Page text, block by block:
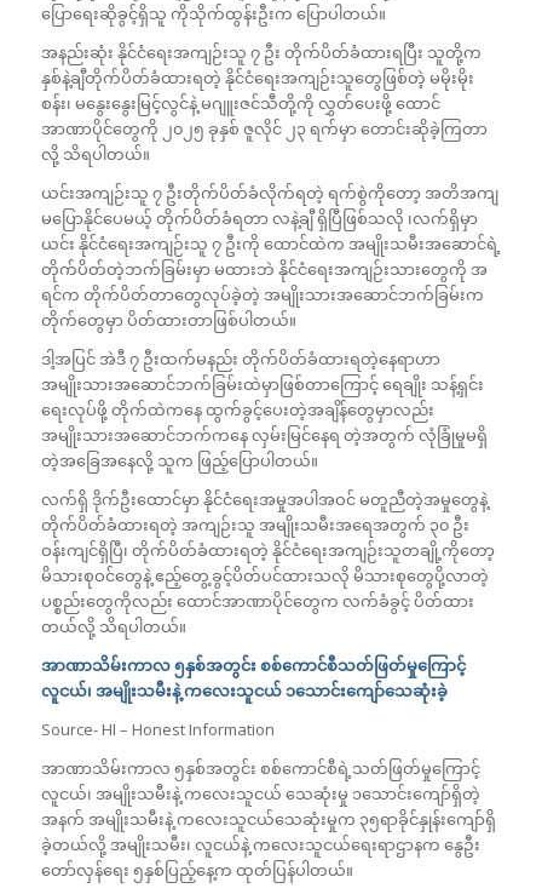
ပြောရေးဆိုခွင့်ရှိသူ ကိုသိုက်ထွန်းဦးက ပြောပါတယ်။
အနည်းဆုံး နိုင်ငံရေးအကျဉ်းသူ ၇ ဦး တိုက်ပိတ်ခံထားရပြီး သူတို့က
နှစ်နဲ့ချီတိုက်ပိတ်ခံထားရတဲ့ နိုင်ငံရေးအကျဉ်းသူတွေဖြစ်တဲ့ မမိုးမိုး
စန်း၊ မနွေးနွေးမြင့်လွင်နဲ့ မဂျူးဇင်သီတို့ကို လွှတ်ပေးဖို့ ထောင်
အာဏာပိုင်တွေကို ၂၀၂၅ ခုနှစ် ဇူလိုင် ၂၃ ရက်မှာ တောင်းဆိုခဲ့ကြတာ
လို့ သိရပါတယ်။
ယင်းအကျဉ်းသူ ၇ ဦးတိုက်ပိတ်ခံလိုက်ရတဲ့ ရက်စွဲကိုတော့ အတိအကျ
မပြောနိုင်ပေမယ့် တိုက်ပိတ်ခံရတာ လနဲ့ချီ ရှိပြီဖြစ်သလို ၊လက်ရှိမှာ
ယင်း နိုင်ငံရေးအကျဉ်းသူ ၇ ဦးကို ထောင်ထဲက အမျိုးသမီးအဆောင်ရဲ့
တိုက်ပိတ်တဲ့ဘက်ခြမ်းမှာ မထားဘဲ နိုင်ငံရေးအကျဉ်းသားတွေကို အ
ရင်က တိုက်ပိတ်တာတွေလုပ်ခဲ့တဲ့ အမျိုးသားအဆောင်ဘက်ခြမ်းက
တိုက်တွေမှာ ပိတ်ထားတာဖြစ်ပါတယ်။
ဒါ့အပြင် အဲဒီ ၇ ဦးထက်မနည်း တိုက်ပိတ်ခံထားရတဲ့နေရာဟာ
အမျိုးသားအဆောင်ဘက်ခြမ်းထဲမှာဖြစ်တာကြောင့် ရေချိုး သန့်ရှင်း
ရေးလုပ်ဖို့ တိုက်ထဲကနေ ထွက်ခွင့်ပေးတဲ့အချိန်တွေမှာလည်း
အမျိုးသားအဆောင်ဘက်ကနေ လှမ်းမြင်နေရ တဲ့အတွက် လုံခြုံမှုမရှိ
တဲ့အခြေအနေလို့ သူက ဖြည့်ပြောပါတယ်။
လက်ရှိ ဒိုက်ဦးထောင်မှာ နိုင်ငံရေးအမှုအပါအဝင် မတူညီတဲ့အမှုတွေနဲ့
တိုက်ပိတ်ခံထားရတဲ့ အကျဉ်းသူ အမျိုးသမီးအရေအတွက် ၃၀ ဦး
ဝန်းကျင်ရှိပြီ၊ တိုက်ပိတ်ခံထားရတဲ့ နိုင်ငံရေးအကျဉ်းသူတချို့ကိုတော့
မိသားစုဝင်တွေနဲ့ ဧည့်တွေ့ခွင့်ပိတ်ပင်ထားသလို မိသားစုတွေပို့လာတဲ့
ပစ္စည်းတွေကိုလည်း ထောင်အာဏာပိုင်တွေက လက်ခံခွင့် ပိတ်ထား
တယ်လို့ သိရပါတယ်။
အာဏာသိမ်းကာလ ၅နှစ်အတွင်း စစ်ကောင်စီသတ်ဖြတ်မှုကြောင့်
လူငယ်၊ အမျိုးသမီးနဲ့ က‌လေးသူငယ် ၁သောင်းကျော်သေဆုံးခဲ့
Source- HI – Honest Information
အာဏာသိမ်းကာလ ၅နှစ်အတွင်း စစ်ကောင်စီရဲ့သတ်ဖြတ်မှုကြောင့်
လူငယ်၊ အမျိုးသမီးနဲ့ က‌လေးသူငယ် သေဆုံးမှု ၁သောင်းကျော်ရှိတဲ့
အနက် အမျိုးသမီးနဲ့ ကလေးသူငယ်သေဆုံးမှုက ၃၅ရာခိုင်နှုန်းကျော်ရှိ
ခဲ့တယ်လို့ အမျိုးသမီး၊ လူငယ်နဲ့ ကလေးသူငယ်ရေးရာဌာနက နွေဦး
တော်လှန်ရေး ၅နှစ်ပြည့်နေ့က ထုတ်ပြန်ပါတယ်။